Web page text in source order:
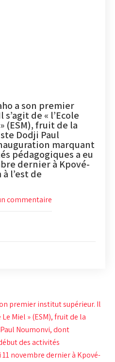
a son premier
de « l’Ecole
(ESM), fruit de la
Dodji Paul
marquant
pédagogiques a eu
dernier à Kpové-
l’est de
commentaire
premier institut supérieur. Il
Miel » (ESM), fruit de la
Noumonvi, dont
des activités
novembre dernier à Kpové-